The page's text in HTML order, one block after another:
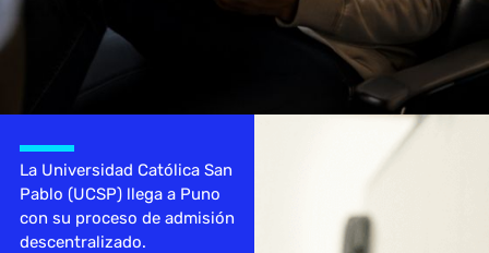
La Universidad Católica San
Pablo (UCSP) llega a Puno
con su proceso de admisión
descentralizado.